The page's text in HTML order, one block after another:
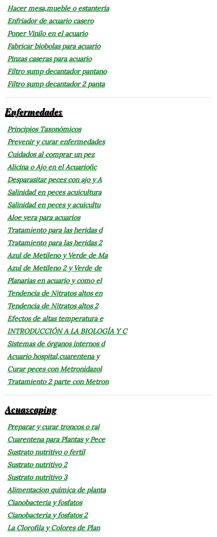
Hacer mesa,mueble o estantería
Enfriador de acuario casero
Poner Vinilo en el acuario
Fabricar biobolas para acuario
Pinzas caseras para acuario
Filtro sump decantador pantano
Filtro sump decantador 2 panta
Enfermedades
Principios Taxonómicos
Prevenir y curar enfermedades
Cuidados al comprar un pez
Alicina o Ajo en el Acuario(ic
Desparasitar peces con ajo y A
Salinidad en peces acuicultura
Salinidad en peces y acuicultu
Aloe vera para acuarios
Tratamiento para las heridas d
Tratamiento para las heridas 2
Azul de Metileno y Verde de Ma
Azul de Metileno 2 y Verde de
Planarias en acuario y como el
Tendencia de Nitratos altos en
Tendencia de Nitratos altos 2
Efectos de altas temperatura e
INTRODUCCIÓN A LA BIOLOGÍA Y C
Sistemas de órganos internos d
Acuario hospital,cuarentena y
Curar peces con Metronidazol
Tratamiento 2 parte con Metron
Acuascaping
Preparar y curar troncos o raí
Cuarentena para Plantas y Pece
Sustrato nutritivo o fertil
Sustrato nutritivo 2
Sustrato nutritivo 3
Alimentacion química de planta
Cianobacteria y fosfatos
Cianobacteria y fosfatos 2
La Clorofila y Colores de Plan